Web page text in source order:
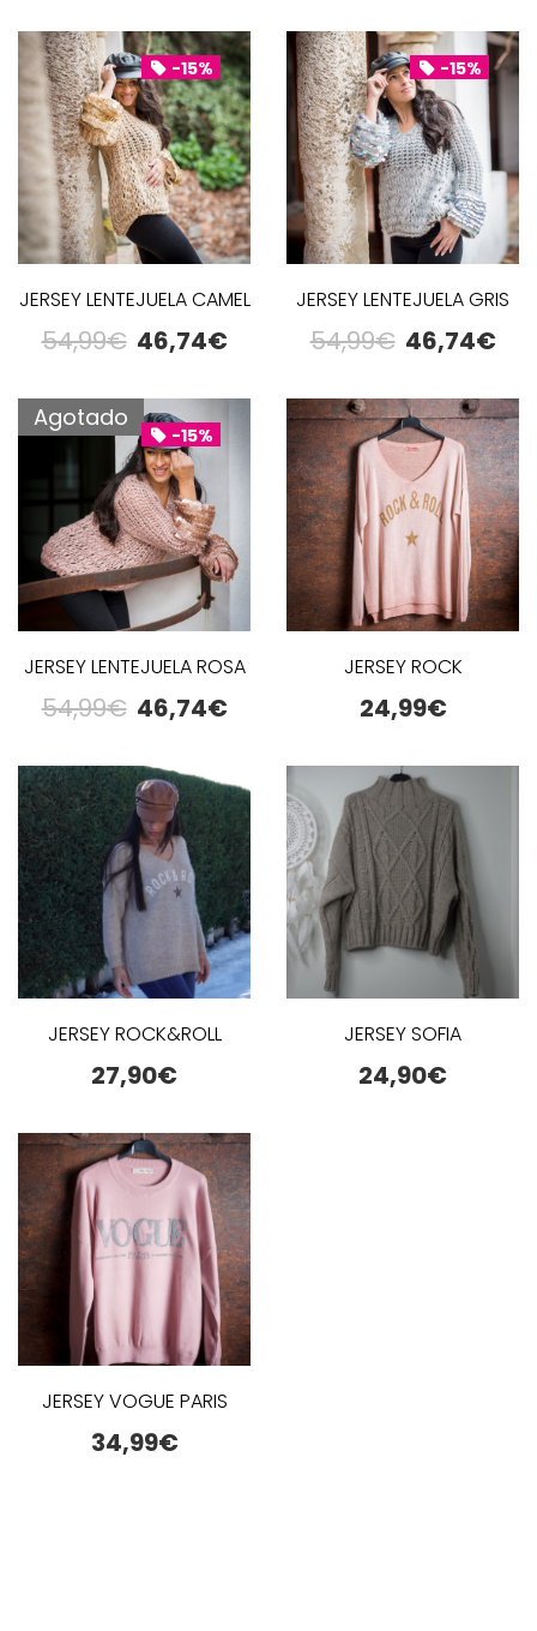
-15%
JERSEY LENTEJUELA CAMEL
54,99€ 46,74€
-15%
JERSEY LENTEJUELA GRIS
54,99€ 46,74€
Agotado
-15%
JERSEY LENTEJUELA ROSA
54,99€ 46,74€
JERSEY ROCK
24,99€
JERSEY ROCK&ROLL
27,90€
JERSEY SOFIA
24,90€
JERSEY VOGUE PARIS
34,99€